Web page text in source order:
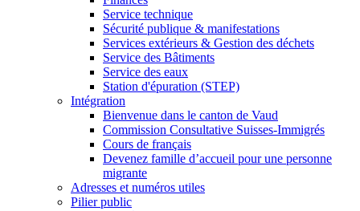
Service technique
Sécurité publique & manifestations
Services extérieurs & Gestion des déchets
Service des Bâtiments
Service des eaux
Station d'épuration (STEP)
Intégration
Bienvenue dans le canton de Vaud
Commission Consultative Suisses-Immigrés
Cours de français
Devenez famille d’accueil pour une personne
migrante
Adresses et numéros utiles
Pilier public